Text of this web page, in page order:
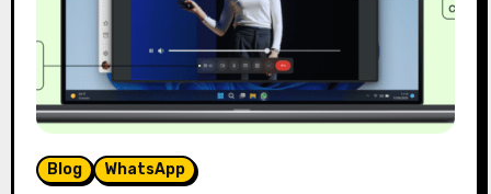
Blog WhatsApp